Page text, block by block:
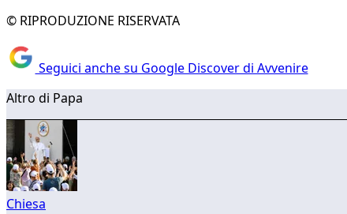
© RIPRODUZIONE RISERVATA
Seguici anche su Google Discover di Avvenire
Altro di Papa
Chiesa